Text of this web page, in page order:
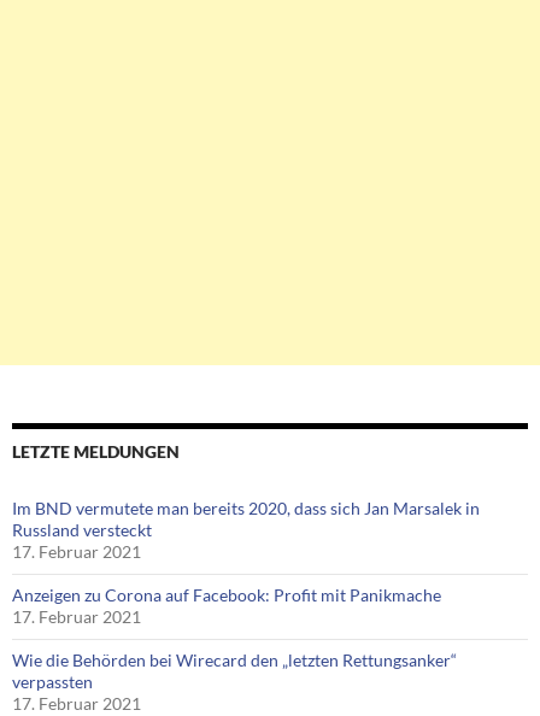
LETZTE MELDUNGEN
Im BND vermutete man bereits 2020, dass sich Jan Marsalek in
Russland versteckt
17. Februar 2021
Anzeigen zu Corona auf Facebook: Profit mit Panikmache
17. Februar 2021
Wie die Behörden bei Wirecard den „letzten Rettungsanker“
verpassten
17. Februar 2021